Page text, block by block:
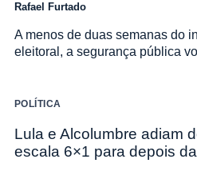
Rafael Furtado
A menos de duas semanas do
eleitoral, a segurança pública
POLÍTICA
Lula e Alcolumbre adiam
escala 6×1 para depois